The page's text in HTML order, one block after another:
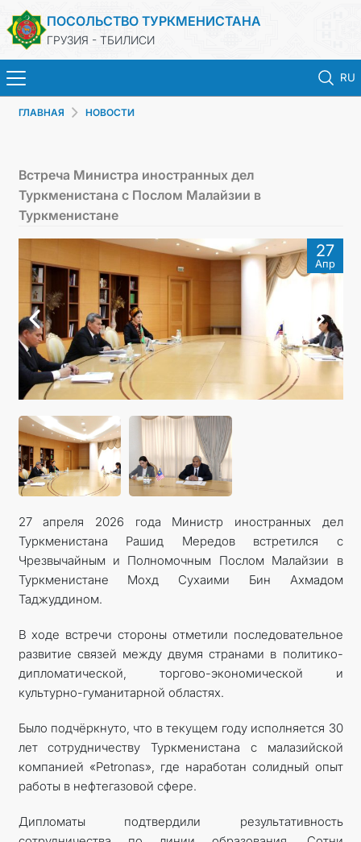
ПОСОЛЬСТВО ТУРКМЕНИСТАНА
ГРУЗИЯ - ТБИЛИСИ
RU
КОНСУЛЬСКИЕ УСЛУГИ
КОНТАКТНЫЕ ДАННЫЕ
ГЛАВНАЯ НОВОСТИ
Встреча Министра иностранных дел
Туркменистана с Послом Малайзии в
Туркменистане
27
Апр
27 апреля 2026 года Министр иностранных дел
Туркменистана Рашид Мередов встретился с
Чрезвычайным и Полномочным Послом Малайзии в
Туркменистане Мохд Сухаими Бин Ахмадом
Таджуддином.
В ходе встречи стороны отметили последовательное
развитие связей между двумя странами в политико-
дипломатической, торгово-экономической и
культурно-гуманитарной областях.
Было подчёркнуто, что в текущем году исполняется 30
лет сотрудничеству Туркменистана с малазийской
компанией «Petronas», где наработан солидный опыт
работы в нефтегазовой сфере.
Дипломаты подтвердили результативность